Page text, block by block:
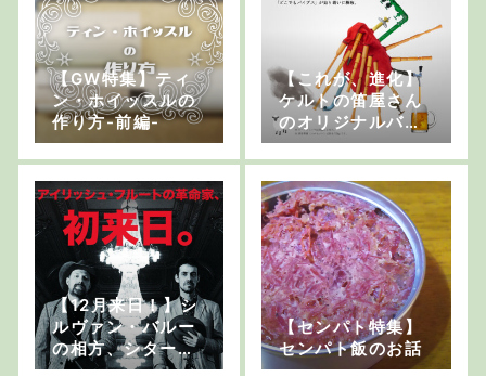
【GW特集】ティ
ン・ホイッスルの
作り方-前編-
【これが、進化】
ケルトの笛屋さん
のオリジナルバグ
パイプ「どこでも
パイプス」に待望
の新モデルが登場
しました。
【12月来日！】シ
ルヴァン・バルー
の相方、シターン
奏者のロナン・ペ
【センパト特集】
センパト飯のお話